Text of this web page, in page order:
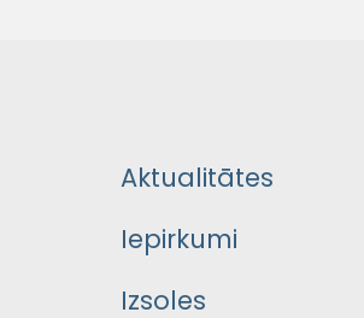
Aktualitātes
Iepirkumi
Izsoles